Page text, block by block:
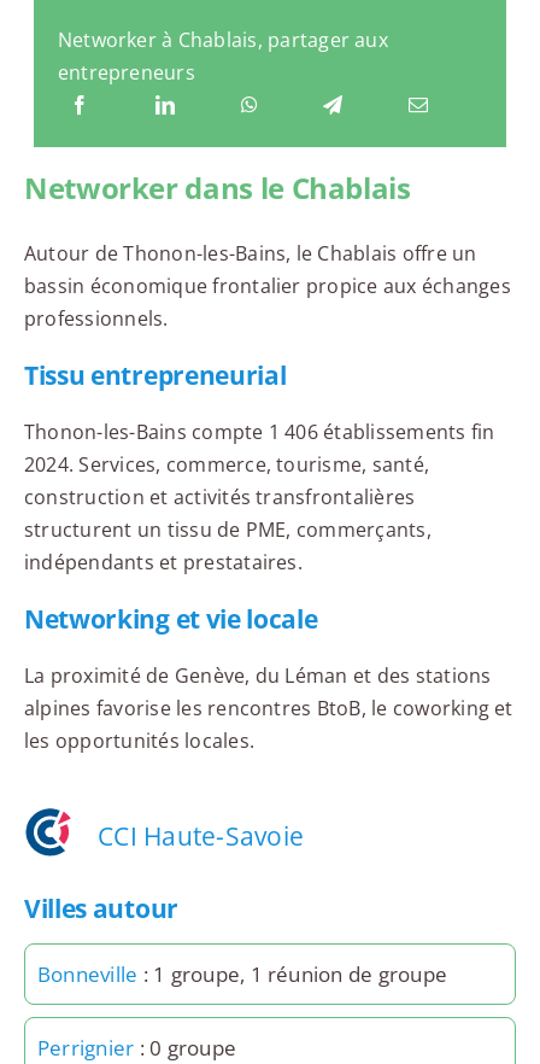
Networker à Chablais, partager aux
entrepreneurs
Networker dans le Chablais
Autour de Thonon-les-Bains, le Chablais offre un
bassin économique frontalier propice aux échanges
professionnels.
Tissu entrepreneurial
Thonon-les-Bains compte 1 406 établissements fin
2024. Services, commerce, tourisme, santé,
construction et activités transfrontalières
structurent un tissu de PME, commerçants,
indépendants et prestataires.
Networking et vie locale
La proximité de Genève, du Léman et des stations
alpines favorise les rencontres BtoB, le coworking et
les opportunités locales.
CCI Haute-Savoie
Villes autour
Bonneville : 1 groupe, 1 réunion de groupe
Perrignier : 0 groupe